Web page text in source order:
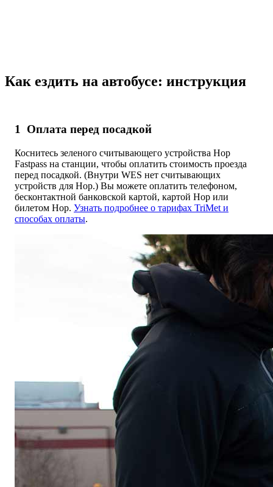
Как ездить на автобусе: инструкция
1 Оплата перед посадкой
Коснитесь зеленого считывающего устройства Hop
Fastpass на станции, чтобы оплатить стоимость проезда
перед посадкой. (Внутри WES нет считывающих
устройств для Hop.) Вы можете оплатить телефоном,
бесконтактной банковской картой, картой Hop или
билетом Hop. Узнать подробнее о тарифах TriMet и
способах оплаты.